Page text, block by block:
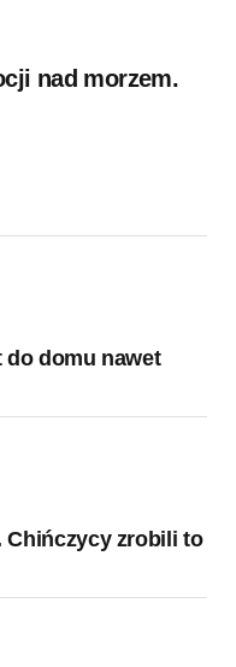
nad morzem.
do domu nawet
Chińczycy zrobili to